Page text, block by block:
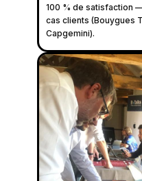
100 % de satisfaction
cas clients (Bouygues
Capgemini).